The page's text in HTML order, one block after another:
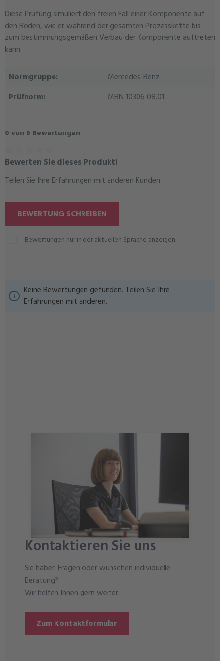
Diese Prüfung simuliert den freien Fall einer Komponente auf
den Boden, wie er während der gesamten Prozesskette bis
zum bestimmungsgemäßen Verbau der Komponente auftreten
kann.
Normgruppe:
Mercedes-Benz
Prüfnorm:
MBN 10306 08.01
0 von 0 Bewertungen
Durchschnittliche Bewertung von 0 von 5 Sternen
Bewerten Sie dieses Produkt!
Teilen Sie Ihre Erfahrungen mit anderen Kunden.
BEWERTUNG SCHREIBEN
Bewertungen nur in der aktuellen Sprache anzeigen.
Keine Bewertungen gefunden. Teilen Sie Ihre
Erfahrungen mit anderen.
Kontaktieren Sie uns
Sie haben Fragen oder wünschen individuelle
Beratung?
Wir helfen Ihnen gern weiter.
Zum Kontaktformular